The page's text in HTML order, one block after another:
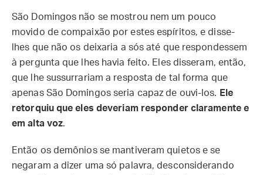
São Domingos não se mostrou nem um pouco
movido de compaixão por estes espíritos, e disse-
lhes que não os deixaria a sós até que respondessem
à pergunta que lhes havia feito. Eles disseram, então,
que lhe sussurrariam a resposta de tal forma que
apenas São Domingos seria capaz de ouvi-los. Ele
retorquiu que eles deveriam responder claramente e
em alta voz.
Então os demônios se mantiveram quietos e se
negaram a dizer uma só palavra, desconsiderando